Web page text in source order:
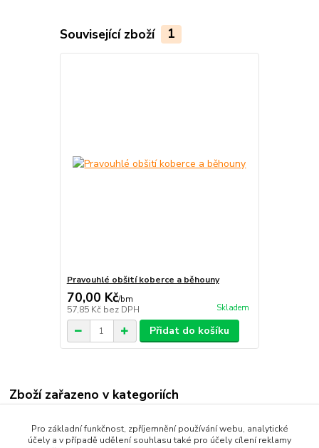
Související zboží 1
Pravouhlé obšití koberce a běhouny
70,00 Kč/bm
57,85 Kč bez DPH Skladem
Přidat do košíku
Zboží zařazeno v kategoriích
Protiskluzné běhouny
Pro základní funkčnost, zpříjemnění používání webu, analytické
účely a v případě udělení souhlasu také pro účely cílení reklamy